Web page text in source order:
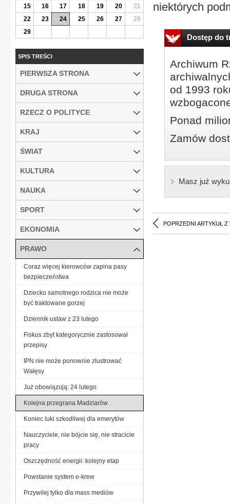
niektórych
Dostęp do
Archiwum
od 1993
Ponad
Zamów
Masz już
POPRZEDNI ARTYKUŁ Z
15
16 17 18 19 20
21
22
23 24 25 26 27
28
29
SPIS TREŚCI
PIERWSZA STRONA
DRUGA STRONA
RZECZ O POLITYCE
KRAJ
ŚWIAT
KULTURA
NAUKA
SPORT
EKONOMIA
PRAWO
Coraz więcej kierowców zapina pasy
bezpieczeństwa
Dziecko samotnego rodzica nie może
być traktowane gorzej
Dziennik ustaw z 23 lutego
Fiskus zbyt kategorycznie zastosował
przepisy
IPN nie może ponownie zlustrować
Wałęsy
Już obowiązują: 24 lutego
Kolejna przegrana Madziarów
Koniec luki szkodliwej dla emerytów
Nauczyciele, nie bójcie się, nie stracicie
pracy
Oszczędność energii: kolejny etap
Powstanie system e-krew
Przywilej tylko dla mass mediów